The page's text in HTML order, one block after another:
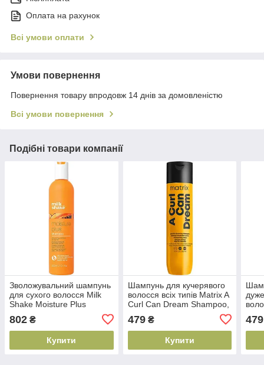
Оплата на рахунок
Всі умови оплати
Умови повернення
Повернення товару впродовж 14 днів за домовленістю
Всі умови повернення
Подібні товари компанії
Зволожувальний шампунь
для сухого волосся Milk
Shake Moisture Plus
(8032274076582)
802 ₴
Купити
Шампунь для кучерявого
волосся всіх типів Matrix A
Curl Can Dream Shampoo,
479₴
Купити
479